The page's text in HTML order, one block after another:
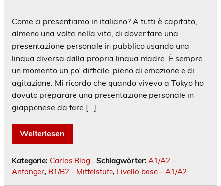
Come ci presentiamo in italiano? A tutti è capitato,
almeno una volta nella vita, di dover fare una
presentazione personale in pubblico usando una
lingua diversa dalla propria lingua madre. È sempre
un momento un po’ difficile, pieno di emozione e di
agitazione. Mi ricordo che quando vivevo a Tokyo ho
dovuto preparare una presentazione personale in
giapponese da fare […]
Weiterlesen
Kategorie: Carlas Blog Schlagwörter: A1/A2 -
Anfänger, B1/B2 - Mittelstufe, Livello base - A1/A2